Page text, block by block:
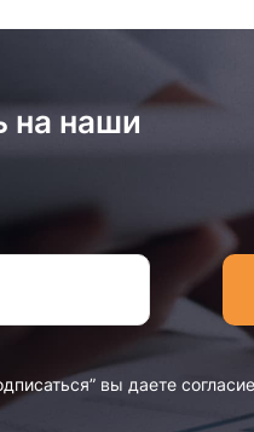
на наши
вы даете